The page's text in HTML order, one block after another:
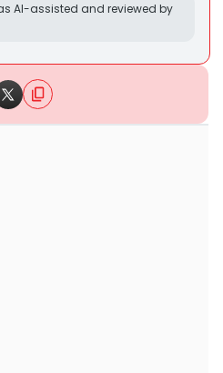
AI-assisted and reviewed by